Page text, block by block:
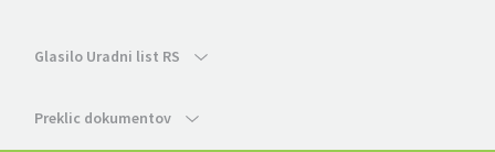
Glasilo Uradni list RS
Preklic dokumentov